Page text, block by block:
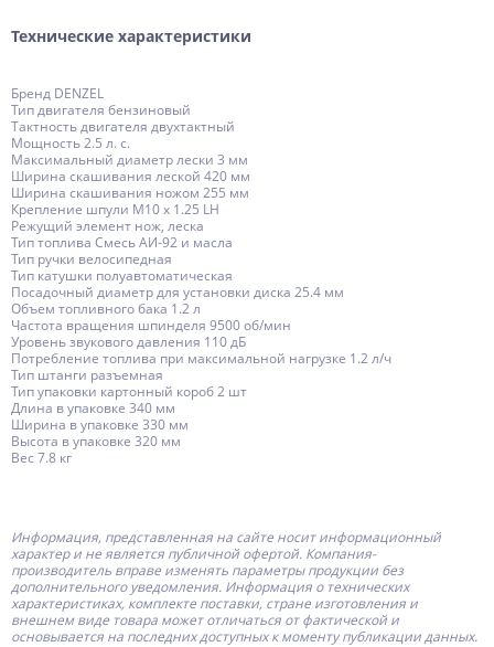
Технические характеристики
Бренд DENZEL
Тип двигателя бензиновый
Тактность двигателя двухтактный
Мощность 2.5 л. с.
Максимальный диаметр лески 3 мм
Ширина скашивания леской 420 мм
Ширина скашивания ножом 255 мм
Крепление шпули M10 x 1.25 LH
Режущий элемент нож, леска
Тип топлива Смесь АИ-92 и масла
Тип ручки велосипедная
Тип катушки полуавтоматическая
Посадочный диаметр для установки диска 25.4 мм
Объем топливного бака 1.2 л
Частота вращения шпинделя 9500 об/мин
Уровень звукового давления 110 дБ
Потребление топлива при максимальной нагрузке 1.2 л/ч
Тип штанги разъемная
Тип упаковки картонный короб 2 шт
Длина в упаковке 340 мм
Ширина в упаковке 330 мм
Высота в упаковке 320 мм
Вес 7.8 кг
Информация, представленная на сайте носит информационный
характер и не является публичной офертой. Компания-
производитель вправе изменять параметры продукции без
дополнительного уведомления. Информация о технических
характеристиках, комплекте поставки, стране изготовления и
внешнем виде товара может отличаться от фактической и
основывается на последних доступных к моменту публикации данных.